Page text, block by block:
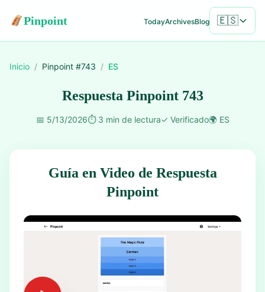
Pinpoint TodayArchivesBlog 🇪🇸
Inicio / Pinpoint #743 / ES
Respuesta Pinpoint 743
📅 5/13/2026⏱️ 3 min de lectura✓ Verificado🌍 ES
Guía en Video de Respuesta
Pinpoint